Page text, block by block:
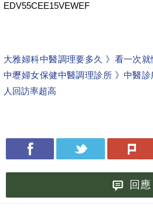
EDV55CEE15VEWEF
大雅婦科中醫調理要多久 》看一次
中壢婦女保健中醫調理診所 》中醫
人回訪率超高
回應